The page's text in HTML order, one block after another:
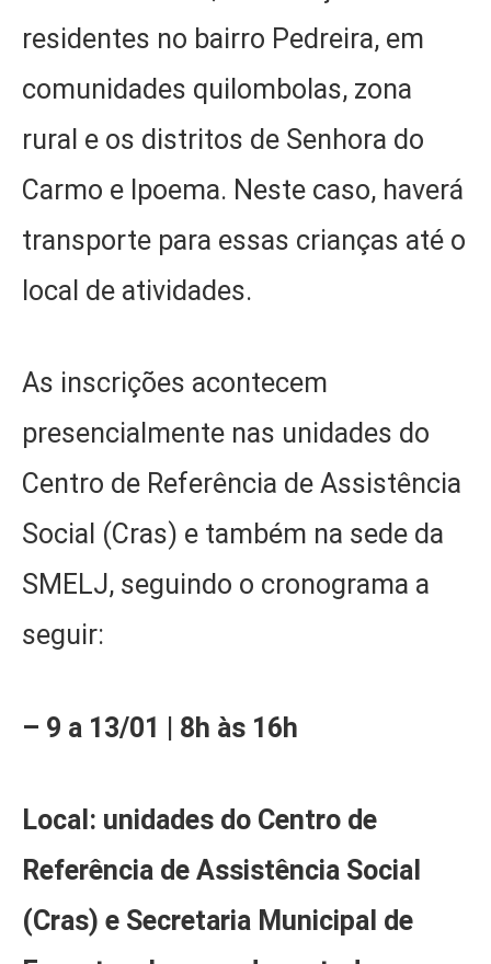
residentes no bairro Pedreira, em
comunidades quilombolas, zona
rural e os distritos de Senhora do
Carmo e Ipoema. Neste caso, haverá
transporte para essas crianças até o
local de atividades.
As inscrições acontecem
presencialmente nas unidades do
Centro de Referência de Assistência
Social (Cras) e também na sede da
SMELJ, seguindo o cronograma a
seguir:
– 9 a 13/01 | 8h às 16h
Local: unidades do Centro de
Referência de Assistência Social
(Cras) e Secretaria Municipal de